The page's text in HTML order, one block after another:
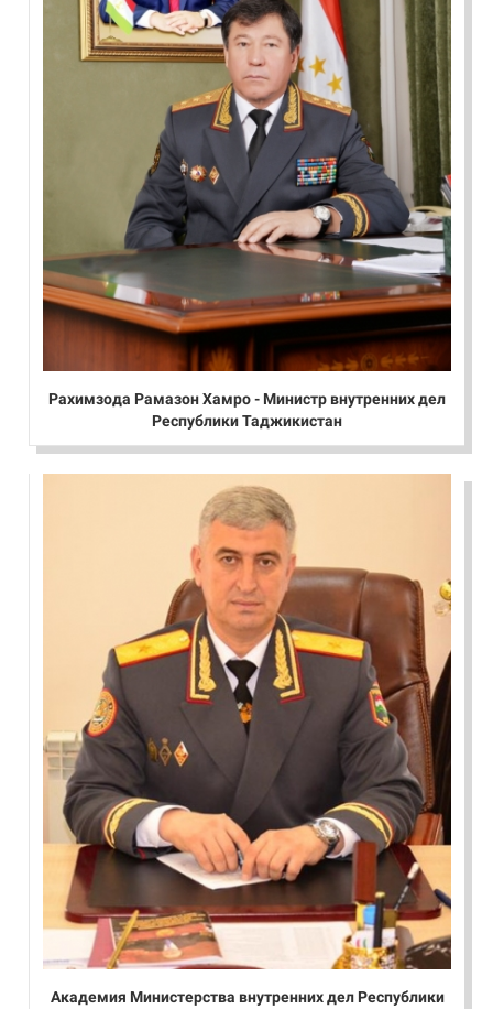
Рахимзода Рамазон Хамро - Министр внутренних дел
Республики Таджикистан
Академия Министерства внутренних дел Республики